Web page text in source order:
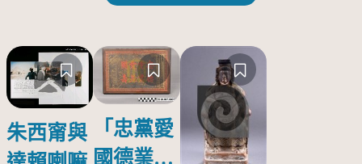
朱西甯與
「忠黨愛
國德業並